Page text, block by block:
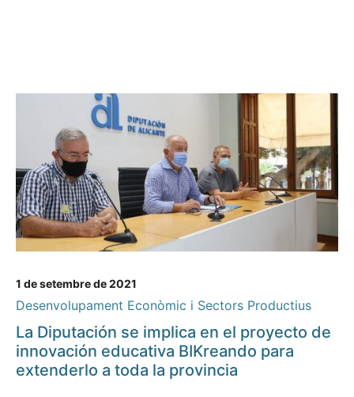
1 de setembre de 2021
Desenvolupament Econòmic i Sectors Productius
La Diputación se implica en el proyecto de
innovación educativa BIKreando para
extenderlo a toda la provincia